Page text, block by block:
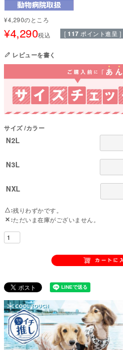
「カラーが可哀そう」
「傷口を気にしていた」
そんな声に応えて、獣医師と共同開発した
です。
着てくれる服」を追求。
多くの犬と飼い主に支持されています。
■ 本製品の特徴
【エリザベスカラーの代替として】
首への圧迫ゼロのウエアタイプで、嫌がっ
着せたまま排泄・通院もスムーズに行えま
お腹・背中の傷口をやさしくカバーし、
締めつけない優しい設計で、回復期も快
【高機能素材・日本製】
吸湿速乾・消臭・抗菌加工・UVカット・
暑い時は冷却、寒い時は保温する2way機
に仕上げています。
【女の子用・避妊手術に対応】
着せたまま排泄ができるので、術後の忙
■ 素材・機能について
・優れた吸湿速乾性でムレを防ぎます
・消臭・抗菌加工で雑菌の繁殖やニオイを
・肌と同じ弱酸性のpH水準をキープする
・静電気の発生を抑える帯電防止機能
・紫外線をカットするUV対応素材
・暑い時は湿気を逃がして冷却、寒い時は
ッド素材
¥4,290のところ
¥4,290税込 [ 117 ポイント進呈 ]
レビューを書く
サイズ カラー
N2L
N3L
NXL
△ 残りわずかです。
✕ ただいま在庫がございません。